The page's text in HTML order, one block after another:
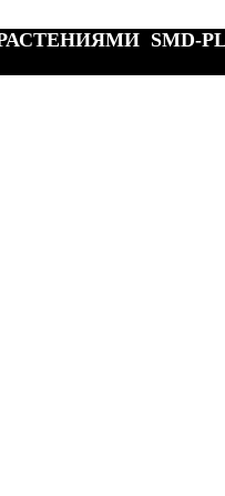
SMD-